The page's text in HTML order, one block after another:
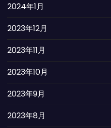
2024年1月
2023年12月
2023年11月
2023年10月
2023年9月
2023年8月